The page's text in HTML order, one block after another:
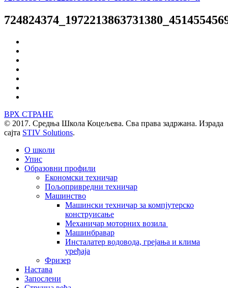
ВРХ СТРАНЕ
© 2017. Средња Школа Коцељева. Сва права задржана. Израда
сајта STIV Solutions.
О школи
Упис
Образовни профили
Економски техничар
Пољопривредни техничар
Машинство
Машински техничар за компјутерско
конструисање
Механичар моторних возила
Машинбравар
Инсталатер водовода, грејања и клима
уређаја
Фризер
Настава
Запослени